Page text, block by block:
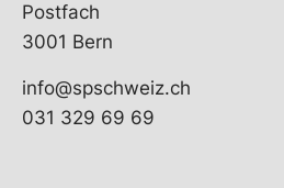
Postfach
3001 Bern
info@spschweiz.ch
031 329 69 69